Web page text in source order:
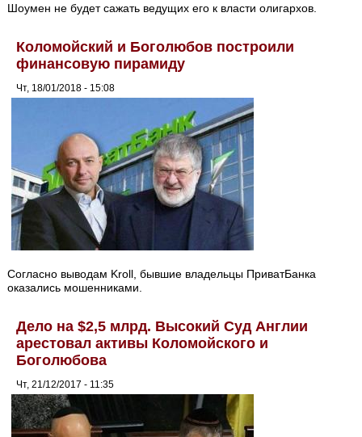
Шоумен не будет сажать ведущих его к власти олигархов.
Коломойский и Боголюбов построили
финансовую пирамиду
Чт, 18/01/2018 - 15:08
Согласно выводам Kroll, бывшие владельцы ПриватБанка
оказались мошенниками.
Дело на $2,5 млрд. Высокий Суд Англии
арестовал активы Коломойского и
Боголюбова
Чт, 21/12/2017 - 11:35